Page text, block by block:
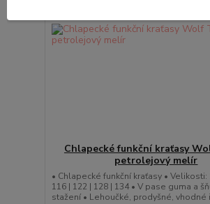
Chlapecké funkční kraťasy
petrolejový melír
• Chlapecké funkční kraťasy • Velikosti:
116 | 122 | 128 | 134 • V pase guma a
stažení • Lehoučké, prodyšné, vhodné